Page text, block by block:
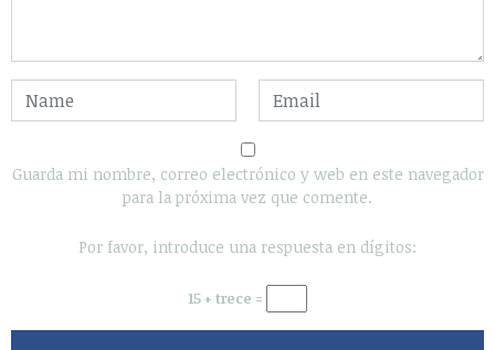
Guarda mi nombre, correo electrónico y web en este navegador
para la próxima vez que comente.
Por favor, introduce una respuesta en dígitos:
15 + trece =